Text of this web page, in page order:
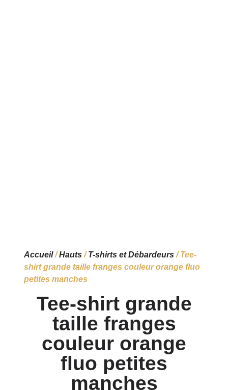
Accueil/Hauts/T-shirts et Débardeurs/ Tee-
shirt grande taille franges couleur orange fluo
petites manches
Tee-shirt grande
taille franges
couleur orange
fluo petites
manches